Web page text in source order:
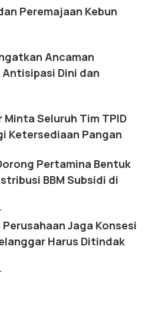
Peremajaan Kebun
Ancaman
Dini dan
Minta Seluruh Tim TPID
Ketersediaan Pangan
Pertamina Bentuk
BBM Subsidi di
Jaga Konsesi
Harus Ditindak